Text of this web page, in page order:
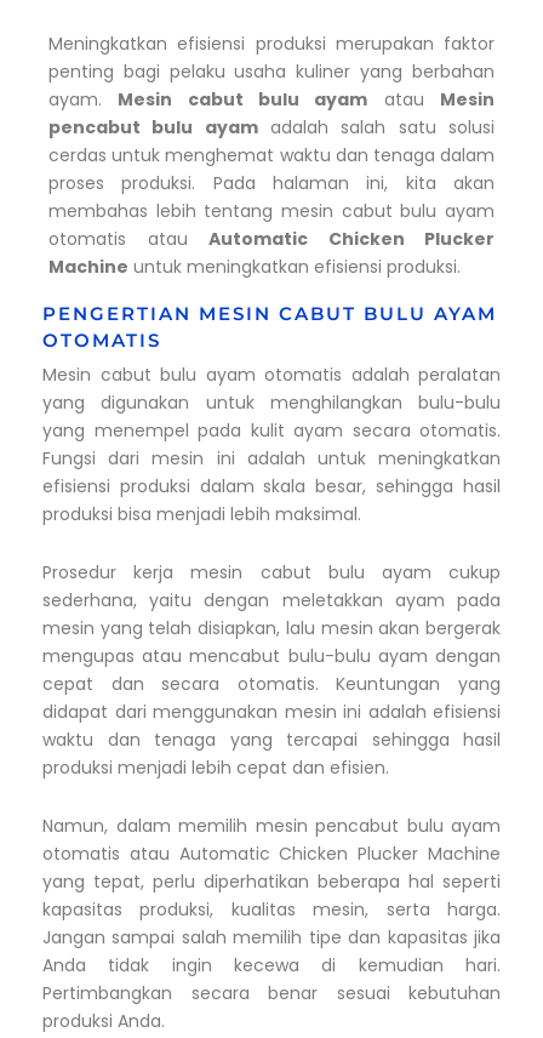
Meningkatkan efisiensi produksi merupakan faktor
penting bagi pelaku usaha kuliner yang berbahan
ayam. Mesin cabut bulu ayam atau Mesin
pencabut bulu ayamadalah salah satu solusi
cerdas untuk menghemat waktu dan tenaga dalam
proses produksi. Pada halaman ini, kita akan
membahas lebih tentang mesin cabut bulu ayam
otomatis atau Automatic Chicken Plucker
Machine untuk meningkatkan efisiensi produksi.
PENGERTIAN MESIN CABUT BULU AYAM
OTOMATIS
Mesin cabut bulu ayam otomatis adalah peralatan
yang digunakan untuk menghilangkan bulu-bulu
yang menempel pada kulit ayam secara otomatis.
Fungsi dari mesin ini adalah untuk meningkatkan
efisiensi produksi dalam skala besar, sehingga hasil
produksi bisa menjadi lebih maksimal.
Prosedur kerja mesin cabut bulu ayam cukup
sederhana, yaitu dengan meletakkan ayam pada
mesin yang telah disiapkan, lalu mesin akan bergerak
mengupas atau mencabut bulu-bulu ayam dengan
cepat dan secara otomatis. Keuntungan yang
didapat dari menggunakan mesin ini adalah efisiensi
waktu dan tenaga yang tercapai sehingga hasil
produksi menjadi lebih cepat dan efisien.
Namun, dalam memilih mesin pencabut bulu ayam
otomatis atau Automatic Chicken Plucker Machine
yang tepat, perlu diperhatikan beberapa hal seperti
kapasitas produksi, kualitas mesin, serta harga.
Jangan sampai salah memilih tipe dan kapasitas jika
Anda tidak ingin kecewa di kemudian hari.
Pertimbangkan secara benar sesuai kebutuhan
produksi Anda.